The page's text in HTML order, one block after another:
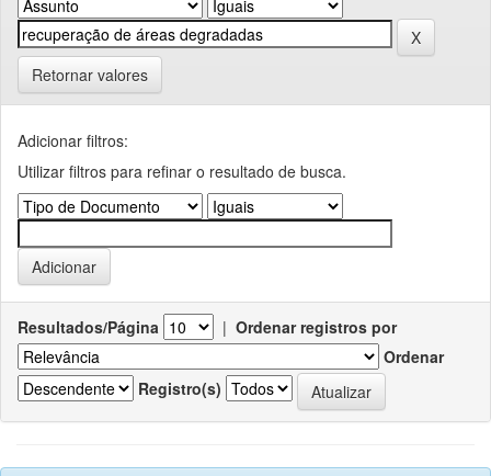
Retornar valores
Adicionar filtros:
Utilizar filtros para refinar o resultado de busca.
Resultados/Página | Ordenar registros por
Ordenar
Registro(s)